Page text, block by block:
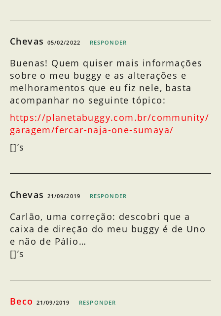
Chevas 05/02/2022 RESPONDER
Buenas! Quem quiser mais informações
sobre o meu buggy e as alterações e
melhoramentos que eu fiz nele, basta
acompanhar no seguinte tópico:
https://planetabuggy.com.br/community/
garagem/fercar-naja-one-sumaya/
[]’s
Chevas 21/09/2019 RESPONDER
Carlão, uma correção: descobri que a
caixa de direção do meu buggy é de Uno
e não de Pálio…
[]’s
Beco 21/09/2019 RESPONDER